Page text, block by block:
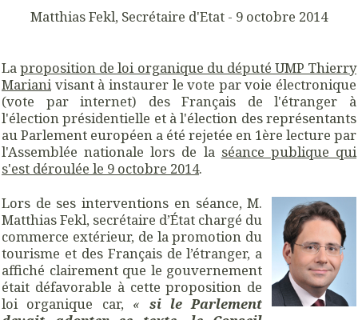
Matthias Fekl, Secrétaire d'Etat - 9 octobre 2014
Laproposition de loi organique du député UMP Thierry
Marianivisant à instaurer le vote par voie électronique
(vote par internet) des Français de l'étranger à
l'élection présidentielle et à l'élection des représentants
au Parlement européen a été rejetée en 1ère lecture par
l'Assemblée nationale lors de la séance publique qui
s'est déroulée le 9 octobre 2014.
Lors de ses interventions en séance, M.
Matthias Fekl, secrétaire d’État chargé du
commerce extérieur, de la promotion du
tourisme et des Français de l’étranger, a
affiché clairement que le gouvernement
était défavorable à cette proposition de
loi organique car, « si le Parlement